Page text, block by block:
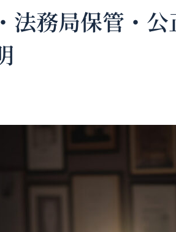
法務局保管・